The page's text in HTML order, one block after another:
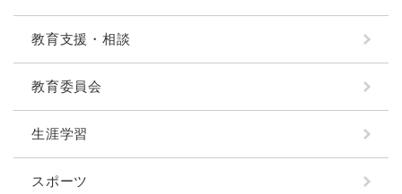
教育支援・相談
教育委員会
生涯学習
スポーツ